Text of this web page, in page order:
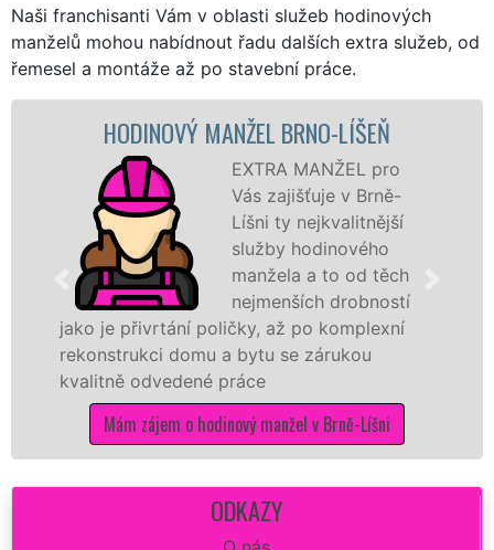
Naši franchisanti Vám v oblasti služeb hodinových
manželů mohou nabídnout řadu dalších extra služeb, od
řemesel a montáže až po stavební práce.
MANŽEL BRNO-LÍŠEŇ
EXTRA MANŽEL pro
Vás zajišťuje v Brně-
Líšni ty nejkvalitnější
služby hodinového
manžela a to od těch
nejmenších drobností
poličky, až po komplexní
domu a bytu se zárukou
práce
zájem o hodinový manžel v Brně-Líšni
záštitou
potřebné
ODKAZY